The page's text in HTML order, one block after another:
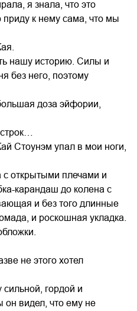
я знала, что это
приду к нему сама, что мы
нашу историю. Силы и
без него, поэтому
доза эйфории,
Стоунэм упал в мои ноги,
с открытыми плечами и
карандаш до колена с
и без того длинные
и роскошная укладка.
не этого хотел
гордой и
он видел, что ему не